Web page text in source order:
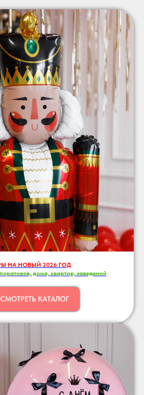
НА НОВЫЙ 2026 ГОД
дома, квартир, заведений
КАТАЛОГ